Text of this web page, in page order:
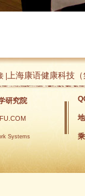
| 上海康语健康科技
研究院
Systems